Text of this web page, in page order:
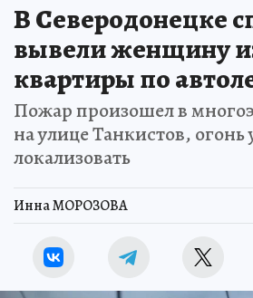
В Северодонецке
вывели женщину
квартиры по
Пожар произошел в
на улице Танкистов, огонь
локализовать
Инна МОРОЗОВА